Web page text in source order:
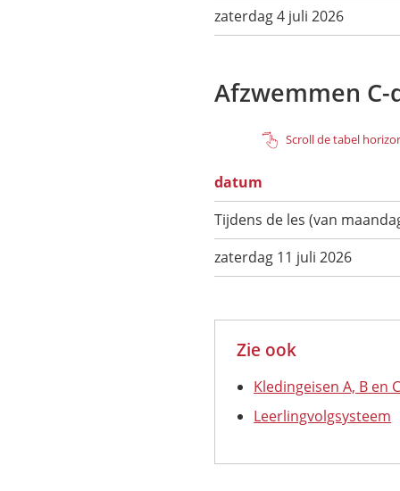
zaterdag 4 juli 2026
Afzwemmen
Scroll de tabel
datum
Tijdens de les (van
zaterdag 11 juli 2026
Zie ook
Kledingeisen A, B en
Leerlingvolgsysteem